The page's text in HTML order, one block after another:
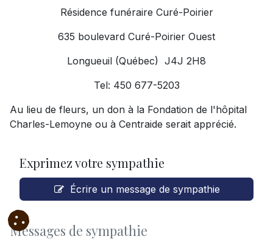
Résidence funéraire Curé-Poirier
635 boulevard Curé-Poirier Ouest
Longueuil (Québec) J4J 2H8
Tel: 450 677-5203
Au lieu de fleurs, un don à la Fondation de l'hôpital
Charles-Lemoyne ou à Centraide serait apprécié.
Exprimez votre sympathie
Écrire un message de sympathie
Messages de sympathie